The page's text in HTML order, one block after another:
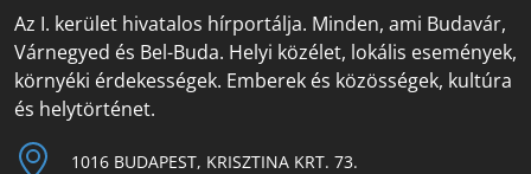
Az I. kerület hivatalos hírportálja. Minden, ami Budavár,
Várnegyed és Bel-Buda. Helyi közélet, lokális események,
környéki érdekességek. Emberek és közösségek, kultúra
és helytörténet.
1016 BUDAPEST, KRISZTINA KRT. 73.